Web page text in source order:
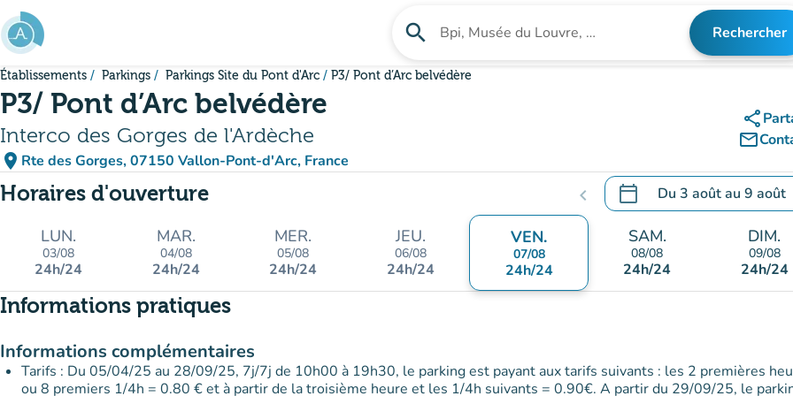
Aller au contenu principal
search Rechercher un établissement Rechercher
Établissements Parkings Parkings Site du Pont d'Arc P3/ Pont d’Arc belvédère
P3/ Pont d’Arc belvédère
Interco des Gorges de l'Ardèche
place Rte des Gorges, 07150 Vallon-Pont-d'Arc, France
(ouvrir dans Google Maps)
(nouvel onglet)
share
mail_outline
Horaires d'ouverture chevron_left calendar_today Du 3 aoûtau 9 août
.Ouvrir le calendrier pour
LUN.
03/08
24h/24
MAR.
04/08
24h/24
MER.
05/08
24h/24
JEU.
06/08
24h/24
VEN.
07/08
24h/24
SAM.
08/08
24h/24
DIM.
09/08
24h/24
Informations pratiques
Informations complémentaires
Tarifs : Du 05/04/25 au 28/09/25, 7j/7j de 10h00 à 19h30, le parking est payant aux tarifs suivants : les 2 premières
ou 8 premiers 1/4h = 0.80 € et à partir de la troisième heure et les 1/4h suivants = 0.90€. A partir du 29/09/25, le